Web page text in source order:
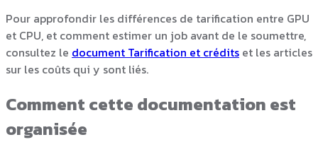
Pour approfondir les différences de tarification entre GPU
et CPU, et comment estimer un job avant de le soumettre,
consultez le document Tarification et crédits et les articles
sur les coûts qui y sont liés.
Comment cette documentation est
organisée